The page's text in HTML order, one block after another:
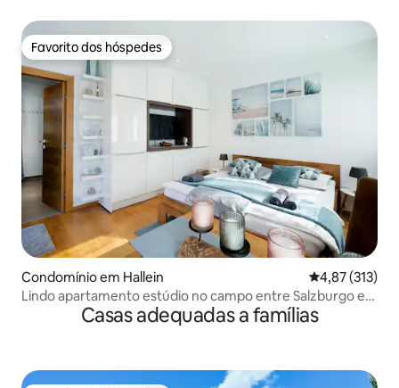
Favorito dos hóspedes
Favorito dos hóspedes
Condomínio em Hallein Classificação
4,87 (313)
Lindo apartamento estúdio no campo entre Salzburgo e
Casas adequadas a famílias